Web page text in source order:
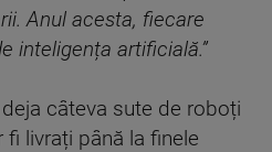
Anul acesta, fiecare
inteligența artificială.”
câteva sute de roboți
livrați până la finele